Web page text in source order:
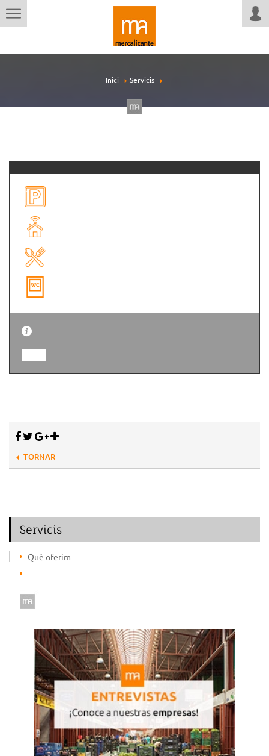
Inici Servicis
TORNAR
Servicis
Què oferim